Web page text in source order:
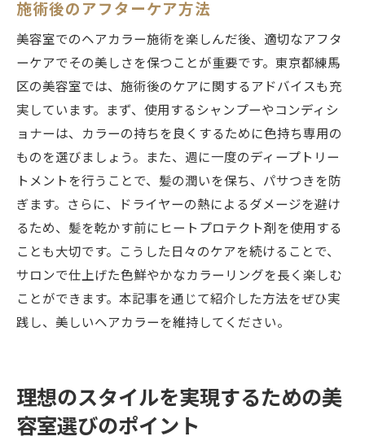
施術後のアフターケア方法
美容室でのヘアカラー施術を楽しんだ後、適切なアフタ
ーケアでその美しさを保つことが重要です。東京都練馬
区の美容室では、施術後のケアに関するアドバイスも充
実しています。まず、使用するシャンプーやコンディシ
ョナーは、カラーの持ちを良くするために色持ち専用の
ものを選びましょう。また、週に一度のディープトリー
トメントを行うことで、髪の潤いを保ち、パサつきを防
ぎます。さらに、ドライヤーの熱によるダメージを避け
るため、髪を乾かす前にヒートプロテクト剤を使用する
ことも大切です。こうした日々のケアを続けることで、
サロンで仕上げた色鮮やかなカラーリングを長く楽しむ
ことができます。本記事を通じて紹介した方法をぜひ実
践し、美しいヘアカラーを維持してください。
理想のスタイルを実現するための美
容室選びのポイント